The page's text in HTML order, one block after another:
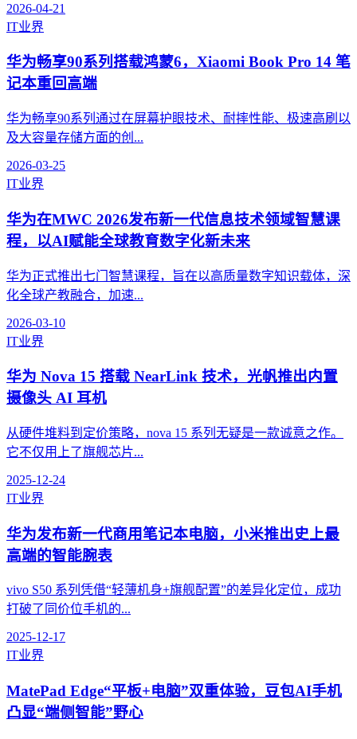
2026-04-21
IT业界
华为畅享90系列搭载鸿蒙6，Xiaomi Book Pro 14 笔
记本重回高端
华为畅享90系列通过在屏幕护眼技术、耐摔性能、极速高刷以
及大容量存储方面的创...
2026-03-25
IT业界
华为在MWC 2026发布新一代信息技术领域智慧课
程，以AI赋能全球教育数字化新未来
华为正式推出七门智慧课程，旨在以高质量数字知识载体，深
化全球产教融合，加速...
2026-03-10
IT业界
华为 Nova 15 搭载 NearLink 技术，光帆推出内置
摄像头 AI 耳机
从硬件堆料到定价策略，nova 15 系列无疑是一款诚意之作。
它不仅用上了旗舰芯片...
2025-12-24
IT业界
华为发布新一代商用笔记本电脑，小米推出史上最
高端的智能腕表
vivo S50 系列凭借“轻薄机身+旗舰配置”的差异化定位，成功
打破了同价位手机的...
2025-12-17
IT业界
MatePad Edge“平板+电脑”双重体验，豆包AI手机
凸显“端侧智能”野心